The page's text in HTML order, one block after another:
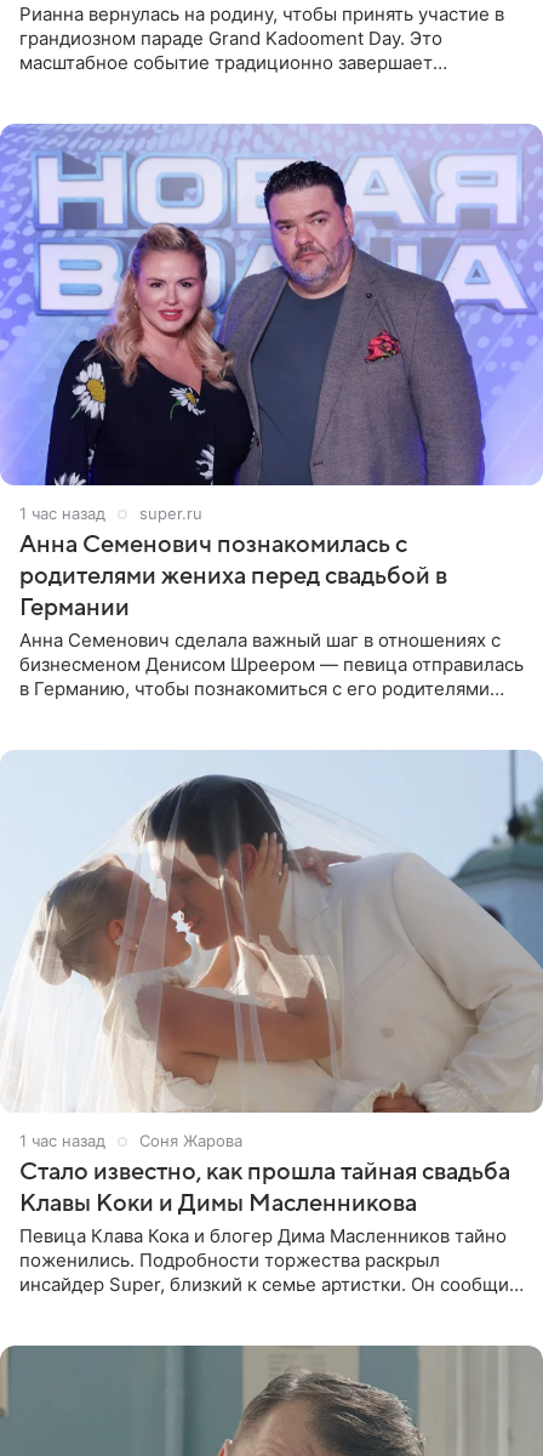
Рианна вернулась на родину, чтобы принять участие в
грандиозном параде Grand Kadooment Day. Это
масштабное событие традиционно завершает
1 час назад super.ru
Анна Семенович познакомилась с
родителями жениха перед свадьбой в
Германии
Анна Семенович сделала важный шаг в отношениях с
бизнесменом Денисом Шреером — певица отправилась
в Германию, чтобы познакомиться с его родителями
1 час назад Соня Жарова
Стало известно, как прошла тайная свадьба
Клавы Коки и Димы Масленникова
Певица Клава Кока и блогер Дима Масленников тайно
поженились. Подробности торжества раскрыл
инсайдер Super, близкий к семье артистки. Он сообщил,